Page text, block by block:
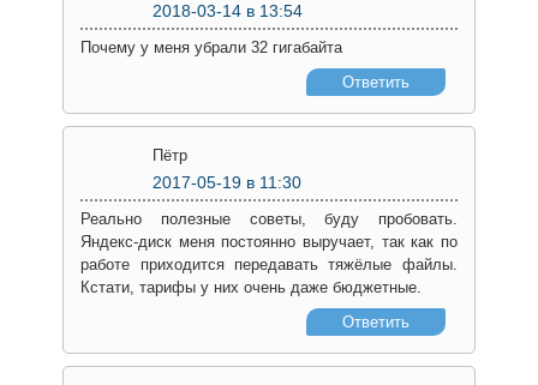
2018-03-14 в 13:54
Почему у меня убрали 32 гигабайта
Ответить
Пётр
2017-05-19 в 11:30
Реально полезные советы, буду пробовать.
Яндекс-диск меня постоянно выручает, так как по
работе приходится передавать тяжёлые файлы.
Кстати, тарифы у них очень даже бюджетные.
Ответить